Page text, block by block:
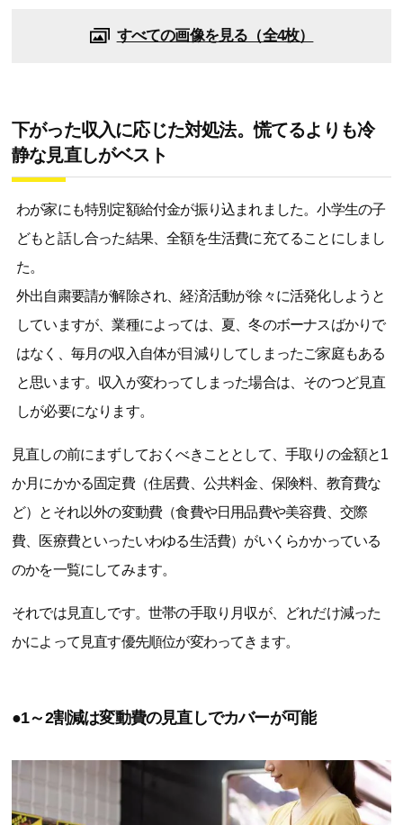
すべての画像を見る（全4枚）
下がった収入に応じた対処法。慌てるよりも冷
静な見直しがベスト
わが家にも特別定額給付金が振り込まれました。小学生の子
どもと話し合った結果、全額を生活費に充てることにしまし
た。
外出自粛要請が解除され、経済活動が徐々に活発化しようと
していますが、業種によっては、夏、冬のボーナスばかりで
はなく、毎月の収入自体が目減りしてしまったご家庭もある
と思います。収入が変わってしまった場合は、そのつど見直
しが必要になります。
見直しの前にまずしておくべきこととして、手取りの金額と1
か月にかかる固定費（住居費、公共料金、保険料、教育費な
ど）とそれ以外の変動費（食費や日用品費や美容費、交際
費、医療費といったいわゆる生活費）がいくらかかっている
のかを一覧にしてみます。
それでは見直しです。世帯の手取り月収が、どれだけ減った
かによって見直す優先順位が変わってきます。
●1～2割減は変動費の見直しでカバーが可能